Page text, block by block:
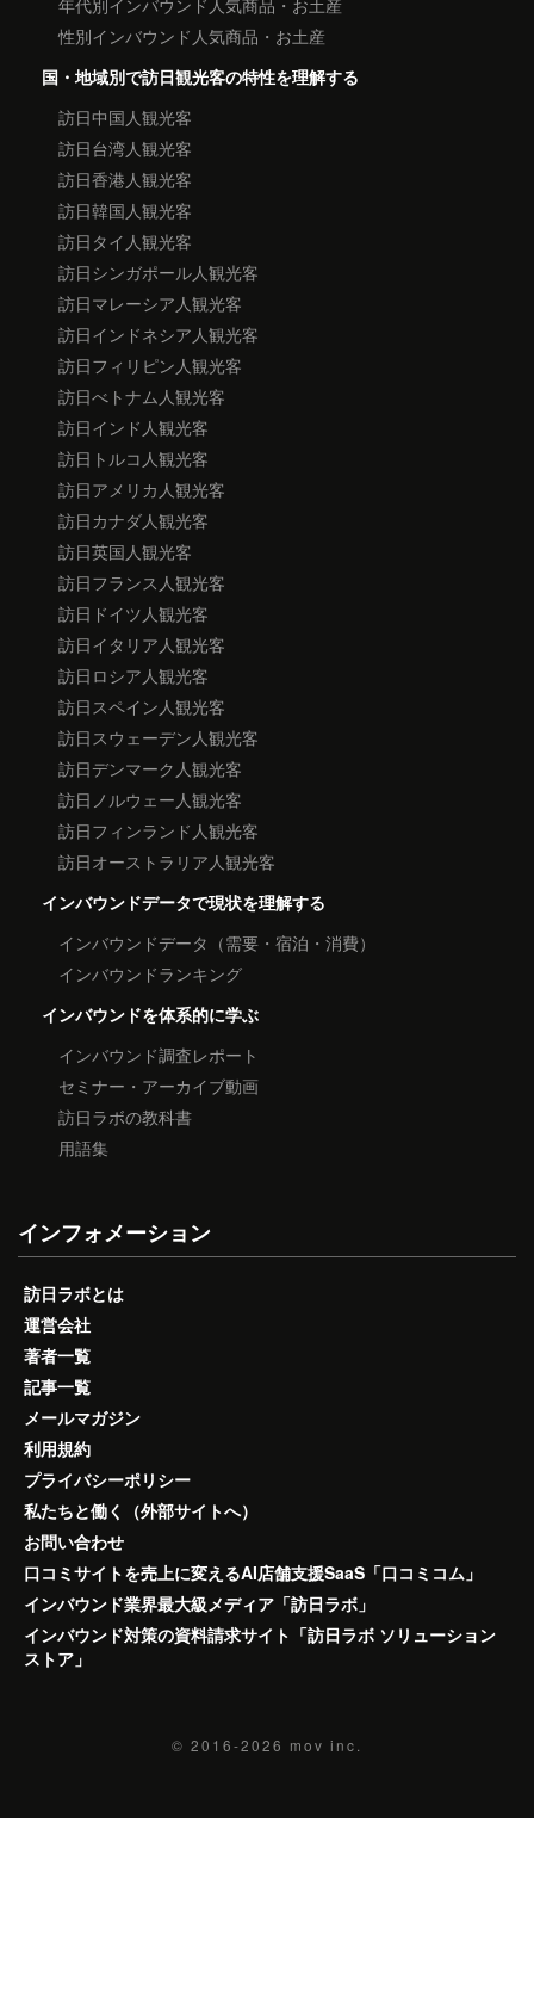
性別インバウンド人気商品・お土産
国・地域別で訪日観光客の特性を理解する
訪日中国人観光客
訪日台湾人観光客
訪日香港人観光客
訪日韓国人観光客
訪日タイ人観光客
訪日シンガポール人観光客
訪日マレーシア人観光客
訪日インドネシア人観光客
訪日フィリピン人観光客
訪日べトナム人観光客
訪日インド人観光客
訪日トルコ人観光客
訪日アメリカ人観光客
訪日カナダ人観光客
訪日英国人観光客
訪日フランス人観光客
訪日ドイツ人観光客
訪日イタリア人観光客
訪日ロシア人観光客
訪日スペイン人観光客
訪日スウェーデン人観光客
訪日デンマーク人観光客
訪日ノルウェー人観光客
訪日フィンランド人観光客
訪日オーストラリア人観光客
インバウンドデータで現状を理解する
インバウンドデータ（需要・宿泊・消費）
インバウンドランキング
インバウンドを体系的に学ぶ
インバウンド調査レポート
セミナー・アーカイブ動画
訪日ラボの教科書
用語集
インフォメーション
訪日ラボとは
運営会社
著者一覧
記事一覧
メールマガジン
利用規約
プライバシーポリシー
私たちと働く（外部サイトへ）
お問い合わせ
口コミサイトを売上に変えるAI店舗支援SaaS「口コミコム」
インバウンド業界最大級メディア「訪日ラボ」
インバウンド対策の資料請求サイト「訪日ラボ ソリューション
ストア」
© 2016-2026 mov inc.